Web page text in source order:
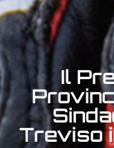
Il
Treviso